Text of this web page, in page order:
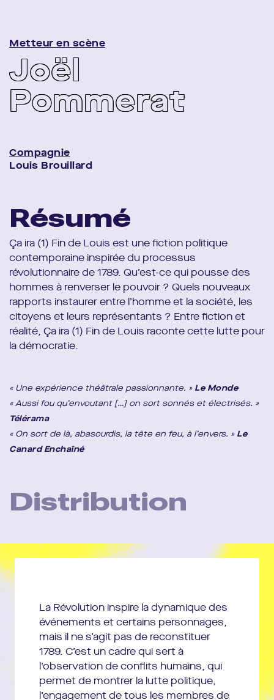
Metteur en scène
Joël
Pommerat
Compagnie
Louis Brouillard
Résumé
Ça ira (1) Fin de Louis est une fiction politique
contemporaine inspirée du processus
révolutionnaire de 1789. Qu’est-ce qui pousse des
hommes à renverser le pouvoir ? Quels nouveaux
rapports instaurer entre l’homme et la société, les
citoyens et leurs représentants ? Entre fiction et
réalité, Ça ira (1) Fin de Louis raconte cette lutte pour
la démocratie.
« Une expérience théâtrale passionnante. » Le Monde
« Aussi fou qu’envoutant […] on sort sonnés et électrisés. »
Télérama
« On sort de là, abasourdis, la tête en feu, à l’envers. » Le
Canard Enchaîné
Distribution
Yannick Choirat, Eric Feldman, Philippe Frécon, Yvain
Juillard, Anthony Moreau, Ruth Olaizola, Gérard
Potier, Anne Rotger, David Sighicelli, Maxime
Tshibangu, Simon Verjans, Bogdan Zamfir.
Scénographie et lumière :Eric Soyer
Costumes et recherches visuelles :Isabelle Deffin
François Leymarie
Recherche musicale :Gilles Rico
Recherche sonore et spatialisation :Grégoire
Leymarie et Manuel Poletti (MusicUnit/ Ircam)
La Révolution inspire la dynamique des
événements et certains personnages,
mais il ne s’agit pas de reconstituer
1789. C’est un cadre qui sert à
l’observation de conflits humains, qui
permet de montrer la lutte politique,
l’engagement de tous les membres de